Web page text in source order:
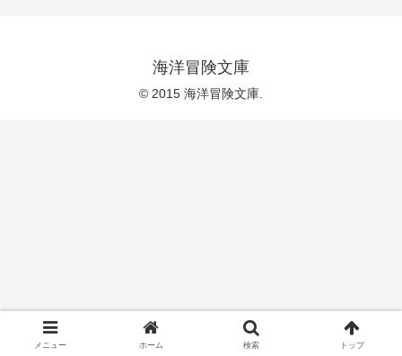
海洋冒険文庫
© 2015 海洋冒険文庫.
メニュー ホーム 検索 トップ